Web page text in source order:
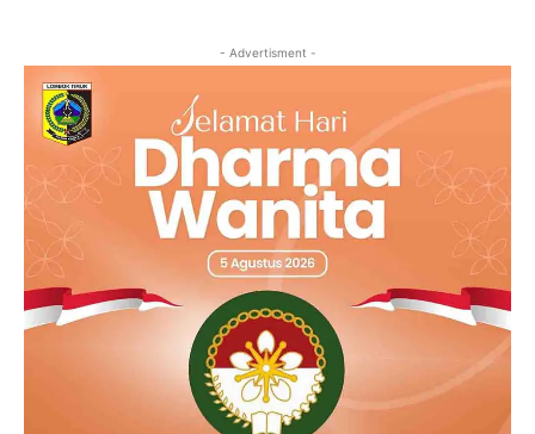
- Advertisment -